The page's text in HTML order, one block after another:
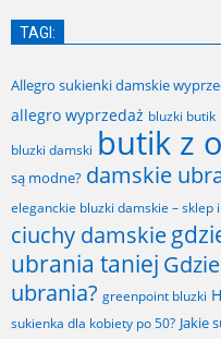
TAGI:
Allegro sukienki damskie
allegro wyprzedaż bluzki butik
bluzki damski butik z
są modne? damskie
eleganckie bluzki damskie – sklep
ciuchy damskie
ubrania taniej
ubrania? greenpoint bluzki
sukienka dla kobiety po 50? Jakie